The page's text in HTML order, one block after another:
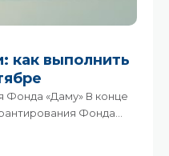
как выполнить
Фонда «Даму» В конце
Фонда
приключении